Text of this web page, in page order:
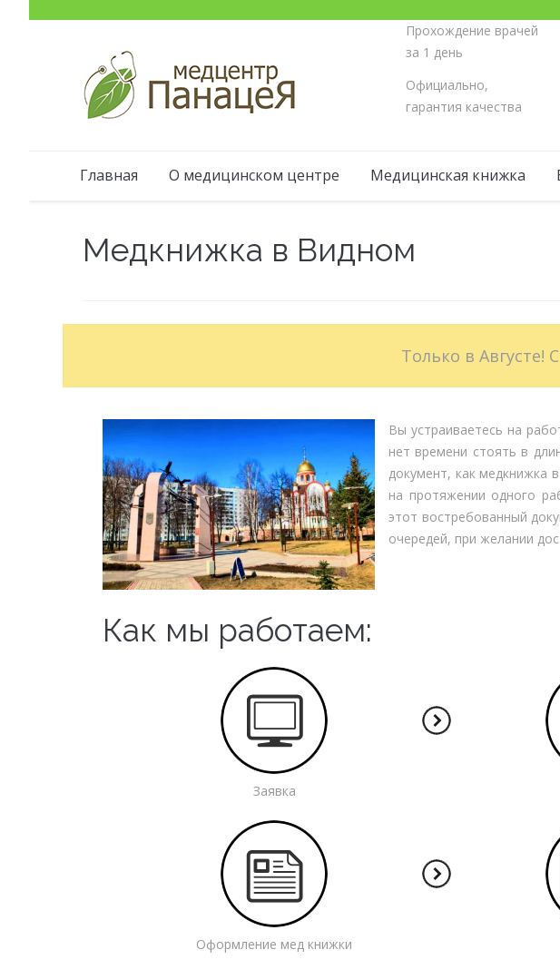
Прохождение врачей
за 1 день
Официально,
гарантия качества
Главная О медицинском центре Медицинская книжка
Медкнижка в Видном
Только в Августе!
Вы устраиваетесь на
нет времени стоять в
документ, как медкнижка
на протяжении одного
этот востребованный
очередей, при желании
Как мы работаем:
Заявка
Оформление мед книжки